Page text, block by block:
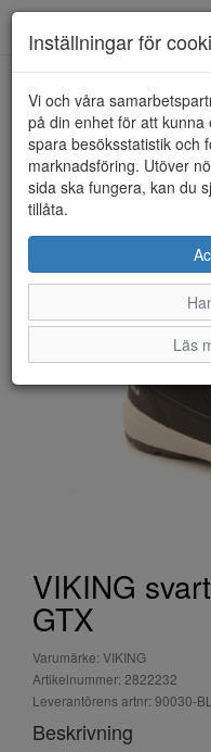
HEM VIKING
VIKING
GTX
Varumärke: VIKING
Artikelnummer: 2822232
Leverantörens artnr: 90030-
Beskrivning
Inställningar för
Vi och våra
på din enhet för att kunna
spara besöksstatistik och
marknadsföring. Utöver
sida ska fungera, kan du
tillåta.
Läs